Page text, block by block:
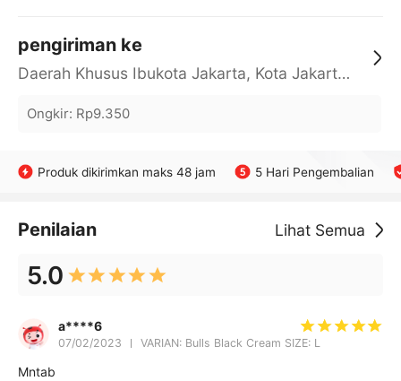
pengiriman ke
Daerah Khusus Ibukota Jakarta, Kota Jakarta Barat, Cengkareng, yy
Ongkir: Rp9.350
Produk dikirimkan maks 48 jam 5 Hari Pengembalian
Penilaian Lihat Semua
5.0
a****6
07/02/2023 VARIAN: Bulls Black Cream SIZE: L
Mntab